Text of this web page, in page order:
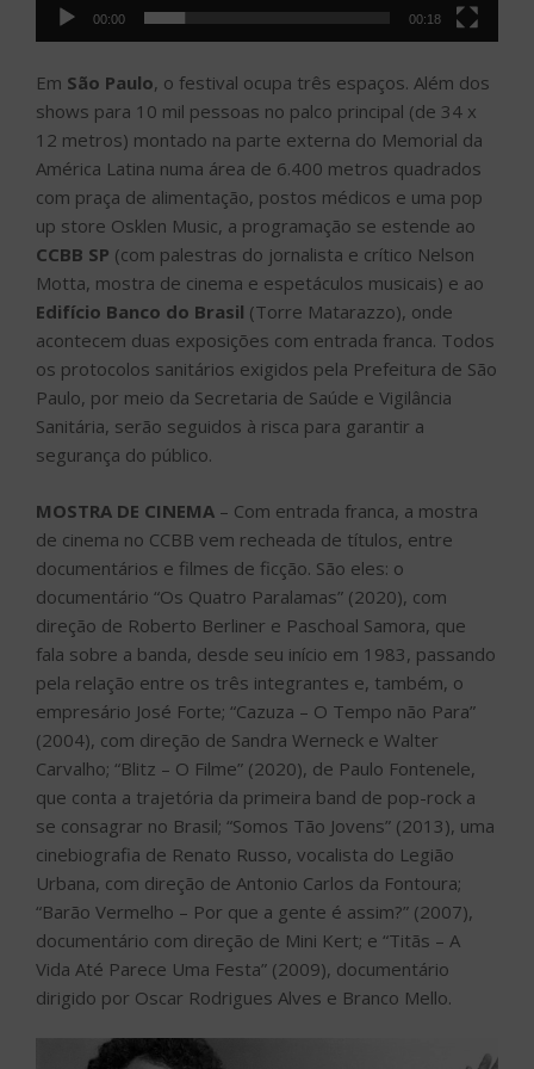
00:00 00:18
Em São Paulo, o festival ocupa três espaços. Além dos
shows para 10 mil pessoas no palco principal (de 34 x
12 metros) montado na parte externa do Memorial da
América Latina numa área de 6.400 metros quadrados
com praça de alimentação, postos médicos e uma pop
up store Osklen Music, a programação se estende ao
CCBB SP (com palestras do jornalista e crítico Nelson
Motta, mostra de cinema e espetáculos musicais) e ao
Edifício Banco do Brasil (Torre Matarazzo), onde
acontecem duas exposições com entrada franca. Todos
os protocolos sanitários exigidos pela Prefeitura de São
Paulo, por meio da Secretaria de Saúde e Vigilância
Sanitária, serão seguidos à risca para garantir a
segurança do público.
MOSTRA DE CINEMA – Com entrada franca, a mostra
de cinema no CCBB vem recheada de títulos, entre
documentários e filmes de ficção. São eles: o
documentário “Os Quatro Paralamas” (2020), com
direção de Roberto Berliner e Paschoal Samora, que
fala sobre a banda, desde seu início em 1983, passando
pela relação entre os três integrantes e, também, o
empresário José Forte; “Cazuza – O Tempo não Para”
(2004), com direção de Sandra Werneck e Walter
Carvalho; “Blitz – O Filme” (2020), de Paulo Fontenele,
que conta a trajetória da primeira band de pop-rock a
se consagrar no Brasil; “Somos Tão Jovens” (2013), uma
cinebiografia de Renato Russo, vocalista do Legião
Urbana, com direção de Antonio Carlos da Fontoura;
“Barão Vermelho – Por que a gente é assim?” (2007),
documentário com direção de Mini Kert; e “Titãs – A
Vida Até Parece Uma Festa” (2009), documentário
dirigido por Oscar Rodrigues Alves e Branco Mello.